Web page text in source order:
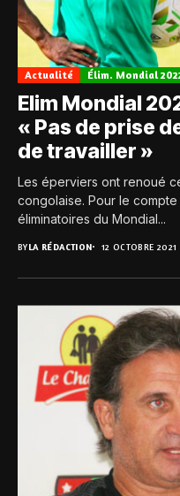
Actualité Élim. Mondial
Elim Mondial
« Pas de prise
de travailler »
Les éperviers ont renoué
congolaise. Pour le
éliminatoires du Mondial...
BYLA RÉDACTION 12 OCTOBRE 2021